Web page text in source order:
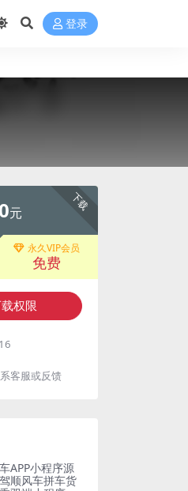
登录
下载
元
永久VIP会员
免费
权限
客服或反馈
APP小程序源
顺风车拼车货